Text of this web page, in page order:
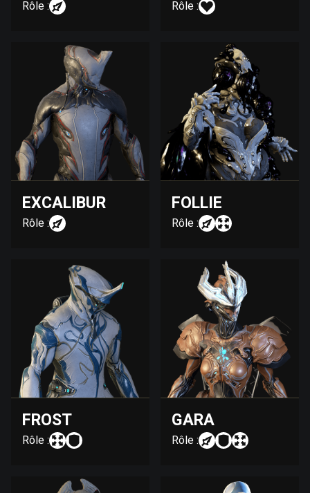
Rôle : Rôle :
EXCALIBUR
Rôle :
FOLLIE
Rôle :
FROST
Rôle :
GARA
Rôle :